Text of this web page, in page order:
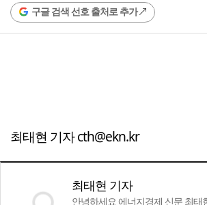
구글 검색 선호 출처로 추가
최태현 기자 cth@ekn.kr
최태현 기자
안녕하세요 에너지경제 신문 최태